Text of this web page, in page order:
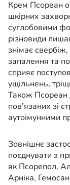
Крем Псореан
шкірних
суглобовими
різновиди
знімає
запалення та
сприяє
ущільнень,
Також Псореан
пов’язаних зі
аутоімунними
Зовнішнє
поєднувати з
як Псорепол,
Арніка,